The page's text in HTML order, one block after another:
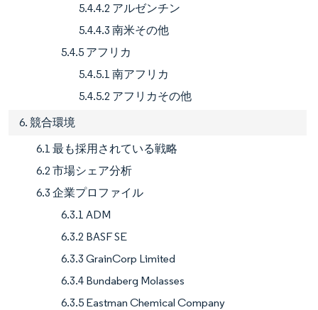
5.4.4.2 アルゼンチン
5.4.4.3 南米その他
5.4.5 アフリカ
5.4.5.1 南アフリカ
5.4.5.2 アフリカその他
6. 競合環境
6.1 最も採用されている戦略
6.2 市場シェア分析
6.3 企業プロファイル
6.3.1 ADM
6.3.2 BASF SE
6.3.3 GrainCorp Limited
6.3.4 Bundaberg Molasses
6.3.5 Eastman Chemical Company